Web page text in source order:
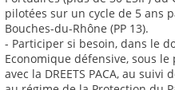
pilotées sur un cycle de 5 ans
Bouches-du-Rhône (PP 13).
- Participer si besoin, dans le
Economique défensive, sous le
avec la DREETS PACA, au